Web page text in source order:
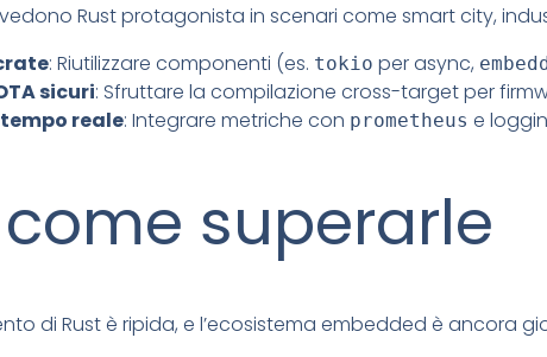
Rust protagonista in scenari come smart city,
: Riutilizzare componenti (es. tokio per async,
sicuri: Sfruttare la compilazione cross-target per
reale: Integrare metriche con prometheus e
superarle
di Rust è ripida, e l’ecosistema embedded è ancora